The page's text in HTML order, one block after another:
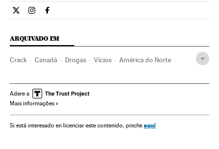
Internacional El País Brasil en Twitter
Internacional El País Brasil en Instagram
Internacional El País Brasil en Facebook
ARQUIVADO EM
Crack Canadá Drogas Vícios América do Norte
Medicina Saúde
Adere a
Mais informações
Si está interesado en licenciar este contenido, pinche aquí